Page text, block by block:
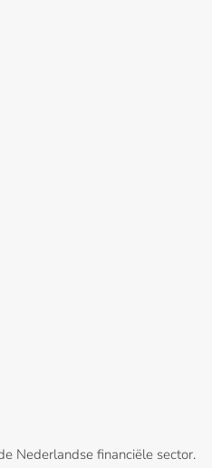
Nederlandse financiële sector.